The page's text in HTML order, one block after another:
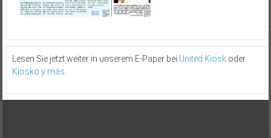
Lesen Sie jetzt weiter in unserem E-Paper bei United Kioskoder
Kiosko y más